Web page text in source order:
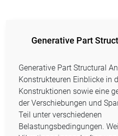
Generative Part
Generative Part Structural
Konstrukteuren Einblicke in
Konstruktionen sowie eine
der Verschiebungen und
Teil unter verschiedenen
Belastungsbedingungen.